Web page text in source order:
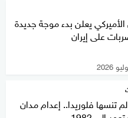
يعلن بدء موجة جديدة
على إيران
تنسها فلوريدا.. إعدام مدان